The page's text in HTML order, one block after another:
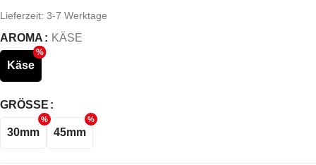
Lieferzeit: 3-7 Werktage
AROMA KÄSE
Käse
GRÖSSE
30mm 45mm